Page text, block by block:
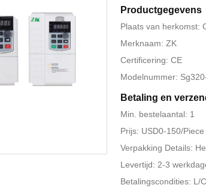
Productgegevens
Plaats van herkomst:
Merknaam: ZK
Certificering: CE
Modelnummer:
Betaling en
Min. bestelaantal: 1
Prijs: USD0-150/Piece
Verpakking Details:
Levertijd: 2-3
Betalingscondities: L/